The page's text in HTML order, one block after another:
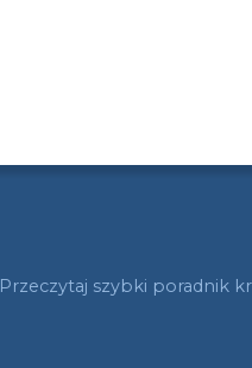
Przeczytaj szybki poradnik